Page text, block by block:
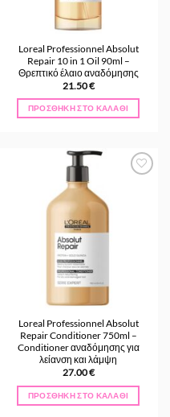
Loreal Professionnel Absolut
Repair 10 in 1 Oil 90ml –
Θρεπτικό έλαιο αναδόμησης
21.50€
ΠΡΟΣΘΉΚΗ ΣΤΟ ΚΑΛΆΘΙ
Loreal Professionnel Absolut
Repair Conditioner 750ml –
Conditioner αναδόμησης για
λείανση και λάμψη
27.00€
ΠΡΟΣΘΉΚΗ ΣΤΟ ΚΑΛΆΘΙ